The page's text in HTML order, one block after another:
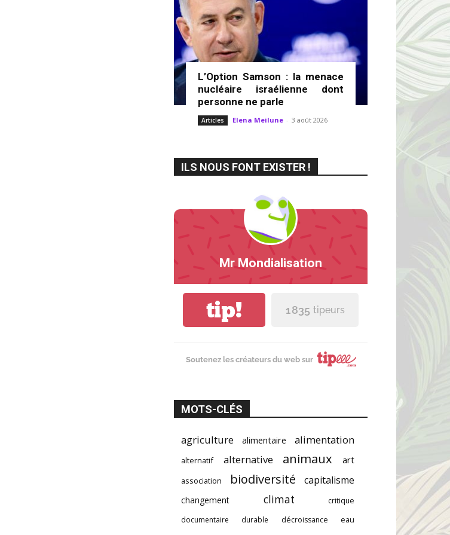
L’Option Samson : la menace
nucléaire israélienne dont
personne ne parle
Articles Elena Meilune - 3 août 2026
ILS NOUS FONT EXISTER !
Mr Mondialisation
tip! 1 835 tipeurs
Soutenez les créateurs du web sur
MOTS-CLÉS
agriculture alimentaire alimentation
alternatif alternative animaux art
association biodiversité capitalisme
changement climat
critique
documentaire
durable décroissance eau